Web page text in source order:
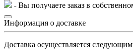
- Вы получаете заказ в
Информация о доставке
Доставка осуществляется